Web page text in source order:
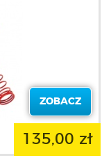
ZOBACZ
135,00 zł